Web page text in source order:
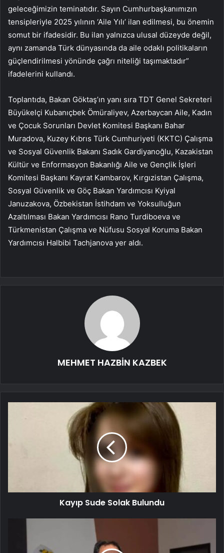
geleceğimizin teminatıdır. Sayın Cumhurbaşkanımızın
tensipleriyle 2025 yılının ‘Aile Yılı’ ilan edilmesi, bu önemin
somut bir ifadesidir. Bu ilan yalnızca ulusal düzeyde değil,
aynı zamanda Türk dünyasında da aile odaklı politikaların
güçlendirilmesi yönünde çağrı niteliği taşımaktadır”
ifadelerini kullandı.
Toplantıda, Bakan Göktaş’ın yanı sıra TDT Genel Sekreteri
Büyükelçi Kubanıçbek Ömüraliyev, Azerbaycan Aile, Kadın
ve Çocuk Sorunları Devlet Komitesi Başkanı Bahar
Muradova, Kuzey Kıbrıs Türk Cumhuriyeti (KKTC) Çalışma
ve Sosyal Güvenlik Bakanı Sadık Gardiyanoğlu, Kazakistan
Kültür ve Enformasyon Bakanlığı Aile ve Gençlik İşleri
Komitesi Başkanı Kayrat Kambarov, Kırgızistan Çalışma,
Sosyal Güvenlik ve Göç Bakan Yardımcısı Kyiyal
Januzakova, Özbekistan İstihdam ve Yoksulluğun
Azaltılması Bakan Yardımcısı Rano Turdiboeva ve
Türkmenistan Çalışma ve Nüfusu Sosyal Koruma Bakan
Yardımcısı Halbibi Tachjanova yer aldı.
MEHMET HAZBİN KAZBEK
Kayıp Sude Solak Bulundu